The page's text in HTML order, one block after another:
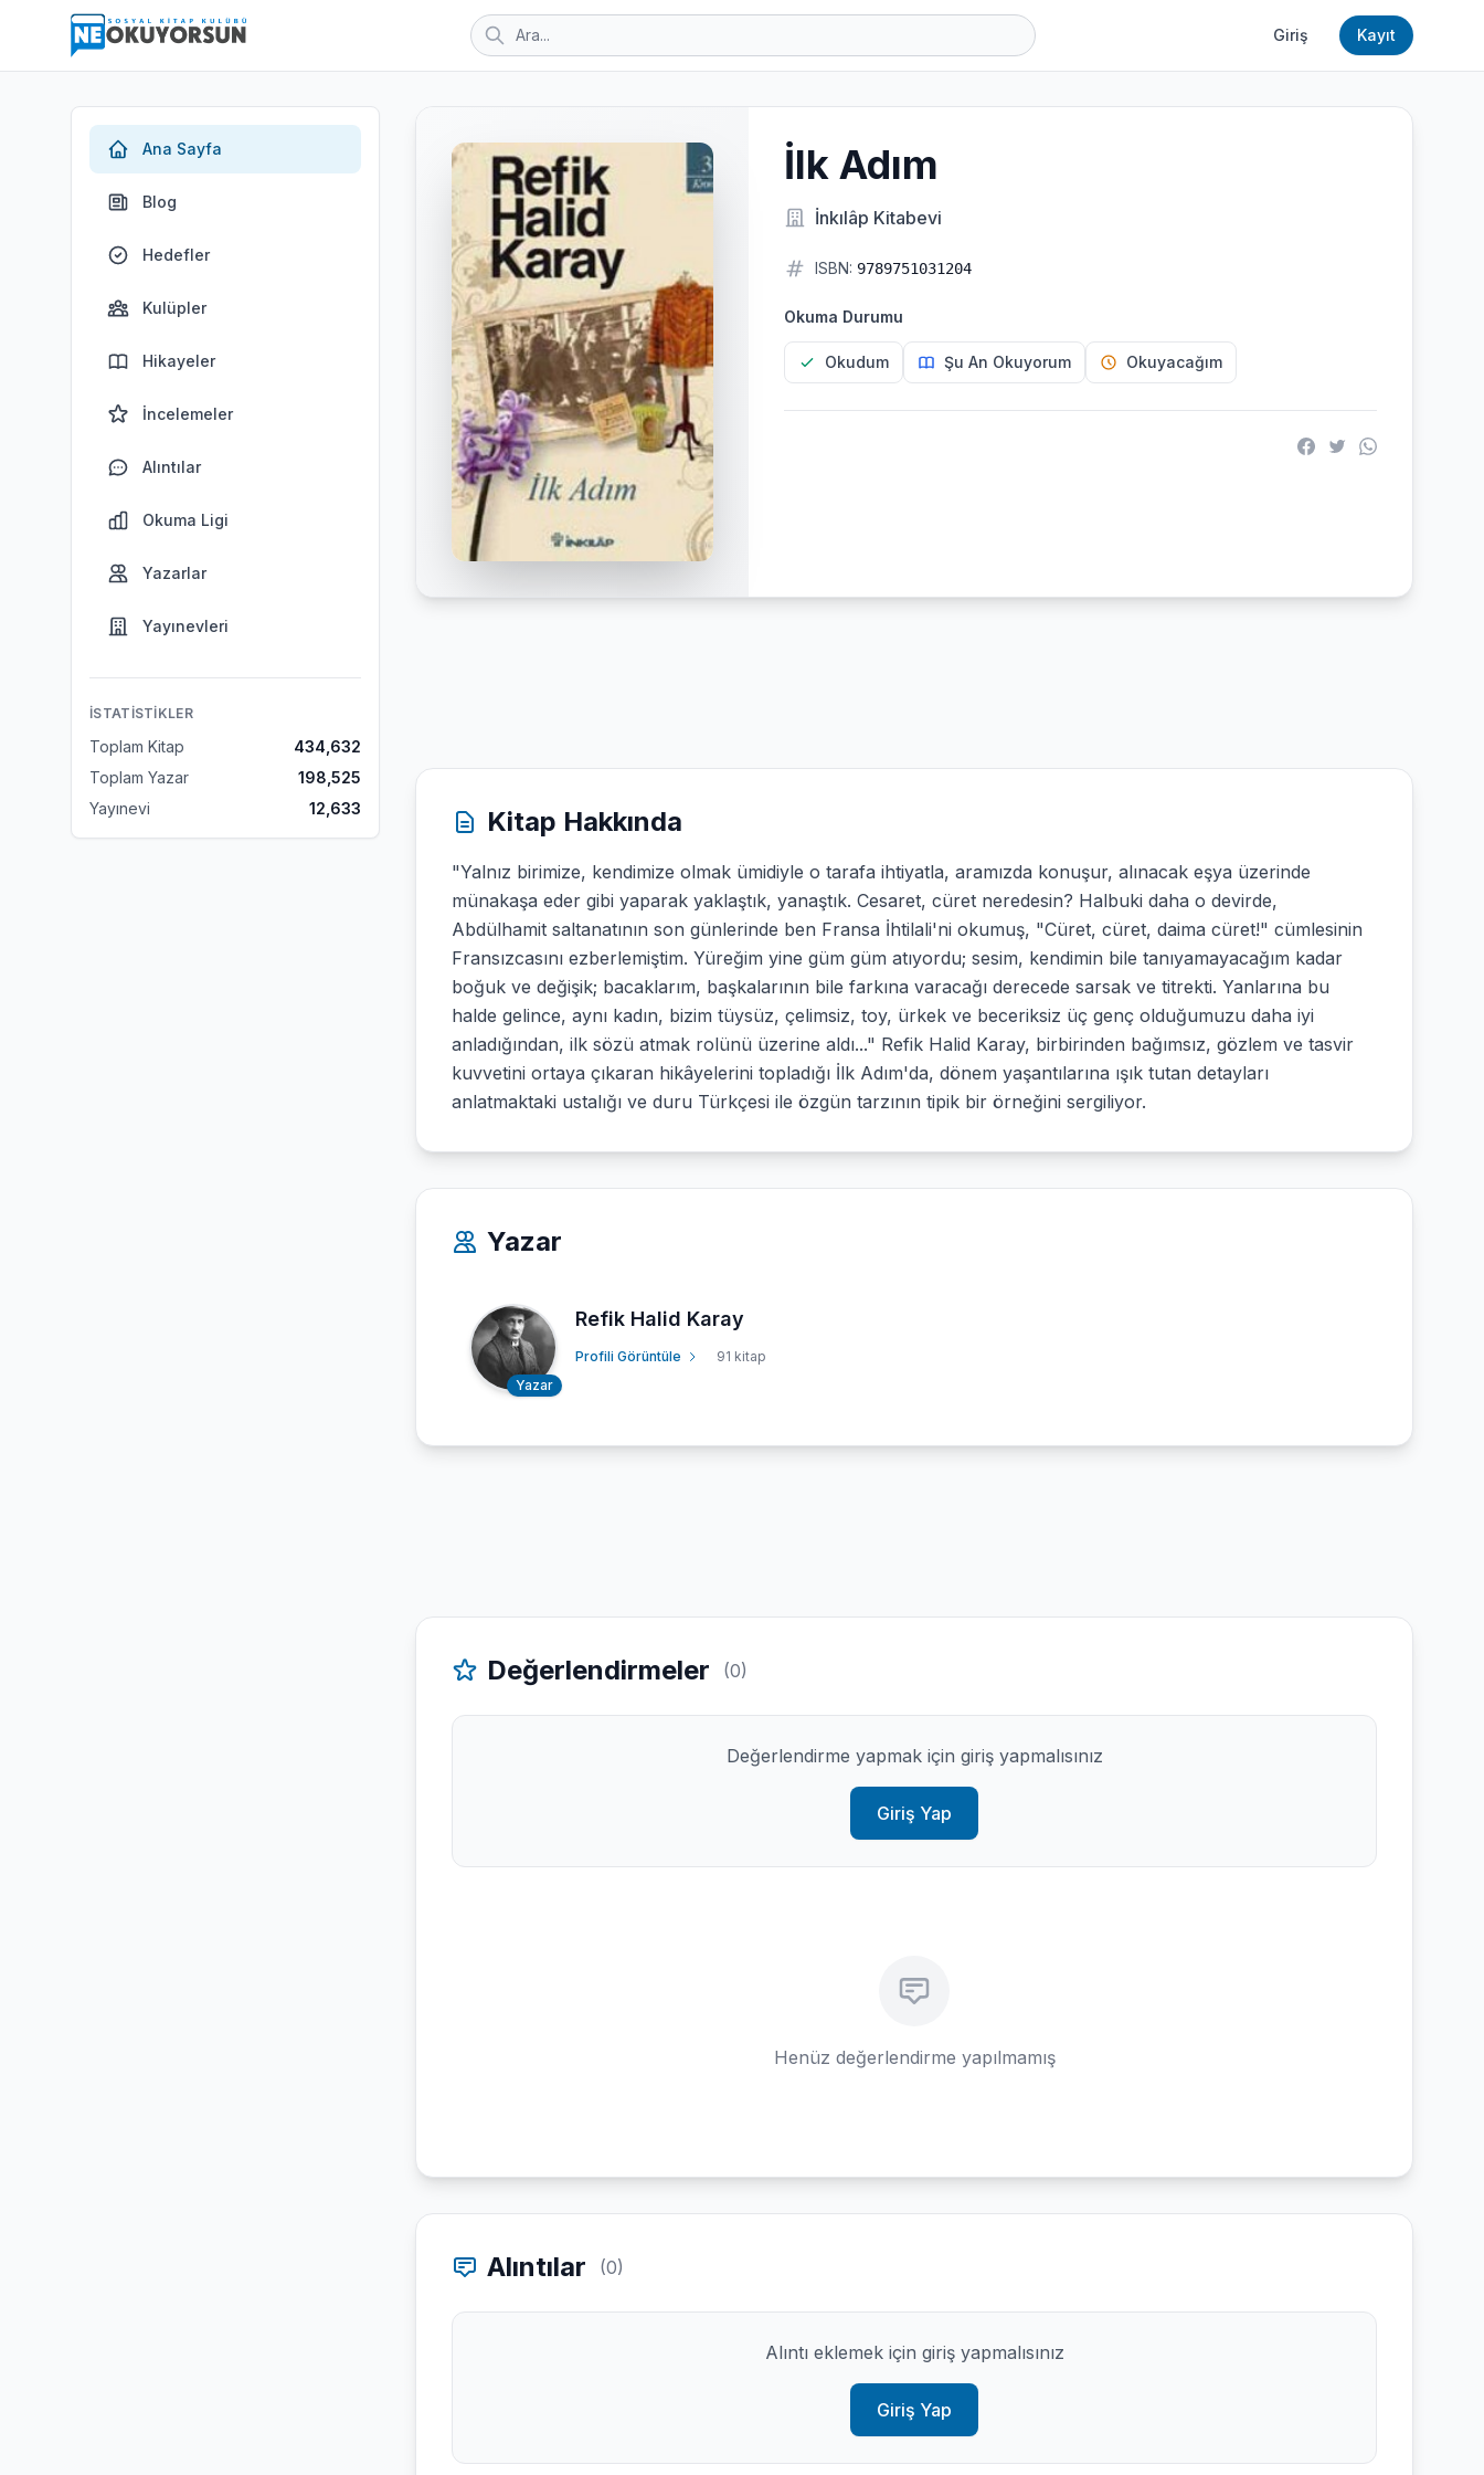
Giriş Kayıt
Ana Sayfa
Blog
Hedefler
Kulüpler
Hikayeler
İncelemeler
Alıntılar
Okuma Ligi
Yazarlar
Yayınevleri
İSTATISTIKLER
Toplam Kitap
434,632
Toplam Yazar
198,525
Yayınevi
12,633
İlk Adım
İnkılâp Kitabevi
ISBN: 9789751031204
Okuma Durumu
Okudum Şu An Okuyorum Okuyacağım
Kitap Hakkında
"Yalnız birimize, kendimize olmak ümidiyle o tarafa ihtiyatla, aramızda konuşur, alınacak eşya üzerinde
münakaşa eder gibi yaparak yaklaştık, yanaştık. Cesaret, cüret neredesin? Halbuki daha o devirde,
Abdülhamit saltanatının son günlerinde ben Fransa İhtilali'ni okumuş, "Cüret, cüret, daima cüret!" cümlesinin
Fransızcasını ezberlemiştim. Yüreğim yine güm güm atıyordu; sesim, kendimin bile tanıyamayacağım kadar
boğuk ve değişik; bacaklarım, başkalarının bile farkına varacağı derecede sarsak ve titrekti. Yanlarına bu
halde gelince, aynı kadın, bizim tüysüz, çelimsiz, toy, ürkek ve beceriksiz üç genç olduğumuzu daha iyi
anladığından, ilk sözü atmak rolünü üzerine aldı..." Refik Halid Karay, birbirinden bağımsız, gözlem ve tasvir
kuvvetini ortaya çıkaran hikâyelerini topladığı İlk Adım'da, dönem yaşantılarına ışık tutan detayları
anlatmaktaki ustalığı ve duru Türkçesi ile özgün tarzının tipik bir örneğini sergiliyor.
Yazar
Yazar
Refik Halid Karay
Profili Görüntüle 91 kitap
Değerlendirmeler (0)
Değerlendirme yapmak için giriş yapmalısınız
Giriş Yap
Henüz değerlendirme yapılmamış
Alıntılar (0)
Alıntı eklemek için giriş yapmalısınız
Giriş Yap